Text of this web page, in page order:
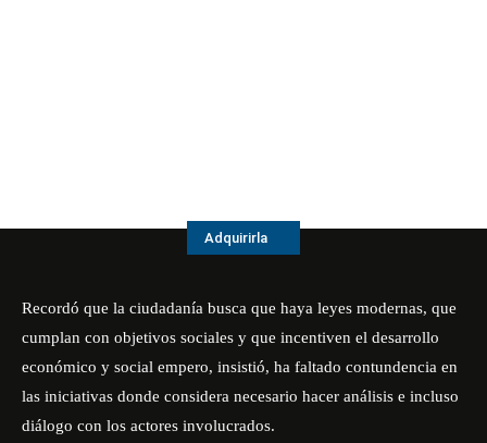
Adquirirla
Recordó que la ciudadanía busca que haya leyes modernas, que
cumplan con objetivos sociales y que incentiven el desarrollo
económico y social empero, insistió, ha faltado contundencia en
las iniciativas donde considera necesario hacer análisis e incluso
diálogo con los actores involucrados.